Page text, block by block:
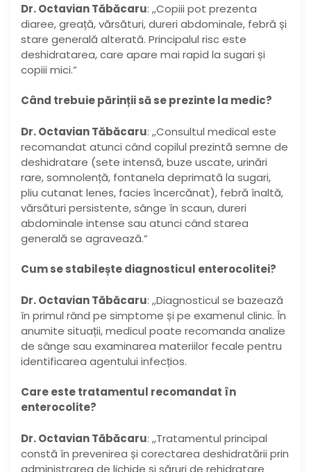
Dr. Octavian Tăbăcaru: ,,Copiii pot prezenta
diaree, greață, vărsături, dureri abdominale, febră și
stare generală alterată. Principalul risc este
deshidratarea, care apare mai rapid la sugari și
copiii mici.”
Când trebuie părinții să se prezinte la medic?
Dr. Octavian Tăbăcaru: ,,Consultul medical este
recomandat atunci când copilul prezintă semne de
deshidratare (sete intensă, buze uscate, urinări
rare, somnolență, fontanela deprimată la sugari,
pliu cutanat lenes, facies încercănat), febră înaltă,
vărsături persistente, sânge în scaun, dureri
abdominale intense sau atunci când starea
generală se agravează.”
Cum se stabilește diagnosticul enterocolitei?
Dr. Octavian Tăbăcaru: ,,Diagnosticul se bazează
în primul rând pe simptome și pe examenul clinic. În
anumite situații, medicul poate recomanda analize
de sânge sau examinarea materiilor fecale pentru
identificarea agentului infecțios.
Care este tratamentul recomandat în
enterocolite?
Dr. Octavian Tăbăcaru: ,,Tratamentul principal
constă în prevenirea și corectarea deshidratării prin
administrarea de lichide și săruri de rehidratare